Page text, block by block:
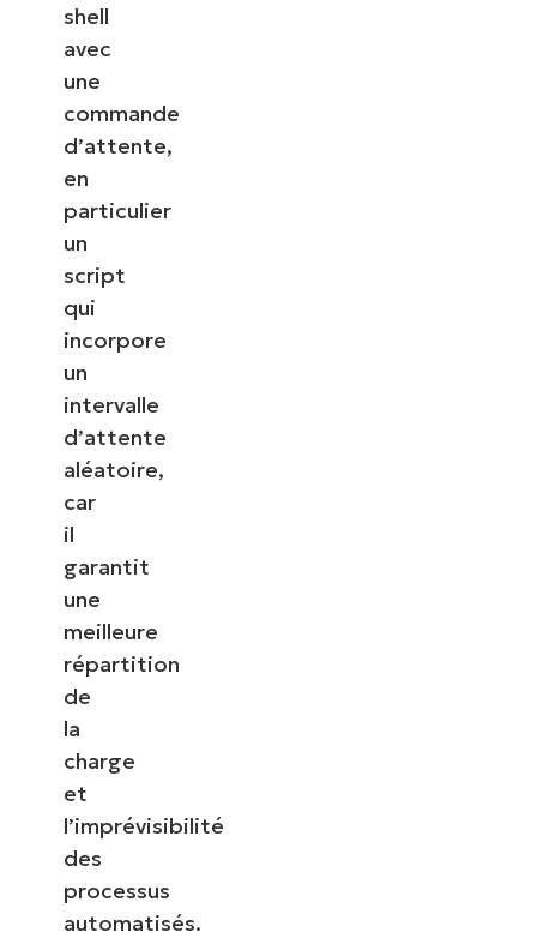
shell
avec
une
commande
d’attente,
en
particulier
un
script
qui
incorpore
un
intervalle
d’attente
aléatoire,
car
il
garantit
une
meilleure
répartition
de
la
charge
et
l’imprévisibilité
des
processus
automatisés.